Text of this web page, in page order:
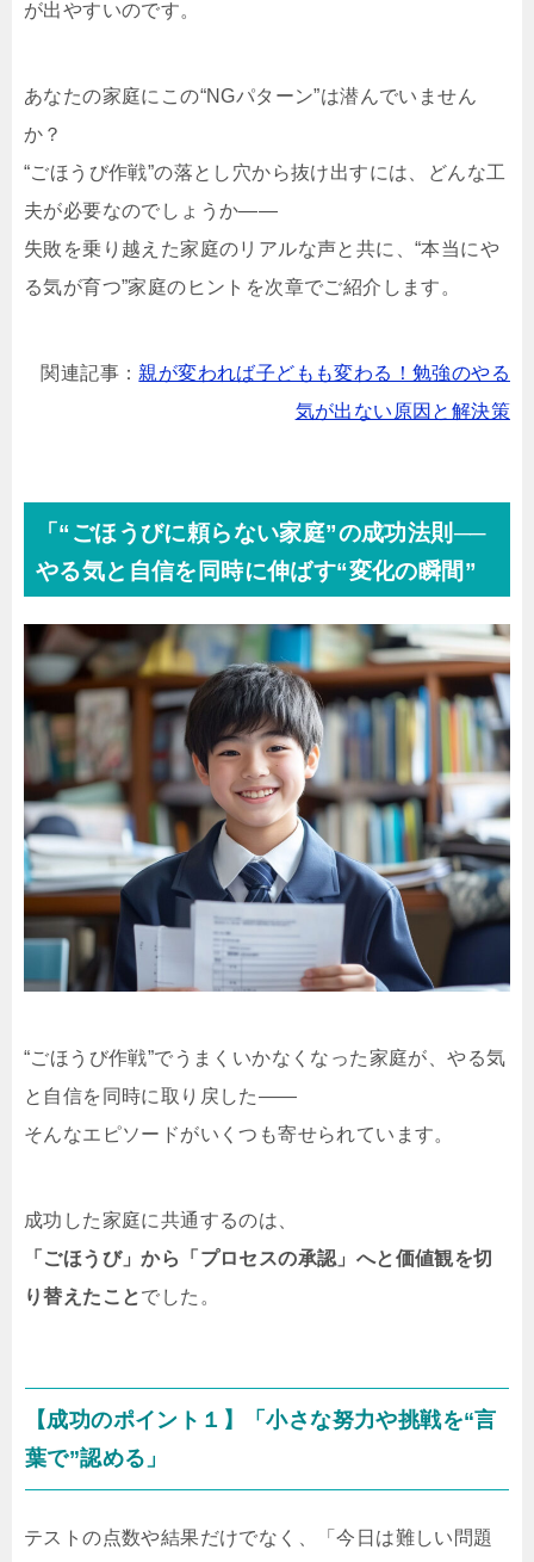
が出やすいのです。
あなたの家庭にこの“NGパターン”は潜んでいません
か？
“ごほうび作戦”の落とし穴から抜け出すには、どんな工
夫が必要なのでしょうか――
失敗を乗り越えた家庭のリアルな声と共に、“本当にや
る気が育つ”家庭のヒントを次章でご紹介します。
関連記事：親が変われば子どもも変わる！勉強のやる
気が出ない原因と解決策
「“ごほうびに頼らない家庭”の成功法則──
やる気と自信を同時に伸ばす“変化の瞬間”
“ごほうび作戦”でうまくいかなくなった家庭が、やる気
と自信を同時に取り戻した――
そんなエピソードがいくつも寄せられています。
成功した家庭に共通するのは、
「ごほうび」から「プロセスの承認」へと価値観を切
り替えたことでした。
【成功のポイント１】「小さな努力や挑戦を“言
葉で”認める」
テストの点数や結果だけでなく、「今日は難しい問題